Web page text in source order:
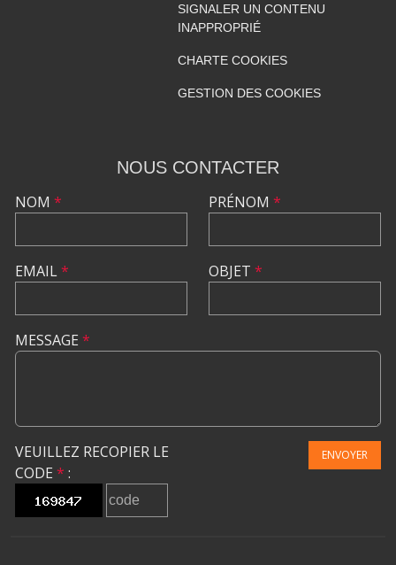
SIGNALER UN CONTENU
INAPPROPRIÉ
CHARTE COOKIES
GESTION DES COOKIES
NOUS CONTACTER
NOM *
EMAIL*
PRÉNOM *
OBJET *
MESSAGE *
VEUILLEZ RECOPIER LE
CODE * :
ENVOYER